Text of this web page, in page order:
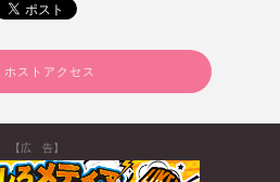
ホストアクセス
【広 告】